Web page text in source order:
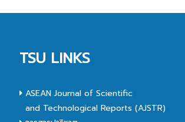
TSU LINKS
ASEAN Journal of Scientific
and Technological Reports (AJSTR)